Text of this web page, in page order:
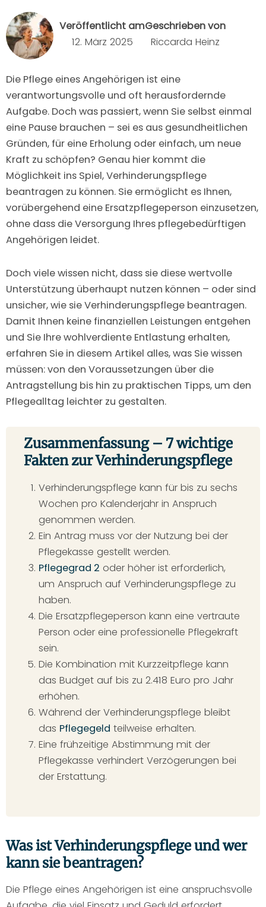
Veröffentlicht am
12. März 2025
Geschrieben von
Riccarda Heinz
Die Pflege eines Angehörigen ist eine
verantwortungsvolle und oft herausfordernde
Aufgabe. Doch was passiert, wenn Sie selbst einmal
eine Pause brauchen – sei es aus gesundheitlichen
Gründen, für eine Erholung oder einfach, um neue
Kraft zu schöpfen? Genau hier kommt die
Möglichkeit ins Spiel, Verhinderungspflege
beantragen zu können. Sie ermöglicht es Ihnen,
vorübergehend eine Ersatzpflegeperson einzusetzen,
ohne dass die Versorgung Ihres pflegebedürftigen
Angehörigen leidet.
Doch viele wissen nicht, dass sie diese wertvolle
Unterstützung überhaupt nutzen können – oder sind
unsicher, wie sie Verhinderungspflege beantragen.
Damit Ihnen keine finanziellen Leistungen entgehen
und Sie Ihre wohlverdiente Entlastung erhalten,
erfahren Sie in diesem Artikel alles, was Sie wissen
müssen: von den Voraussetzungen über die
Antragstellung bis hin zu praktischen Tipps, um den
Pflegealltag leichter zu gestalten.
Zusammenfassung – 7 wichtige
Fakten zur Verhinderungspflege
Verhinderungspflege kann für bis zu sechs
Wochen pro Kalenderjahr in Anspruch
genommen werden.
Ein Antrag muss vor der Nutzung bei der
Pflegekasse gestellt werden.
Pflegegrad 2 oder höher ist erforderlich,
um Anspruch auf Verhinderungspflege zu
haben.
Die Ersatzpflegeperson kann eine vertraute
Person oder eine professionelle Pflegekraft
sein.
Die Kombination mit Kurzzeitpflege kann
das Budget auf bis zu 2.418 Euro pro Jahr
erhöhen.
Während der Verhinderungspflege bleibt
das Pflegegeld teilweise erhalten.
Eine frühzeitige Abstimmung mit der
Pflegekasse verhindert Verzögerungen bei
der Erstattung.
Was ist Verhinderungspflege und wer
kann sie beantragen?
Die Pflege eines Angehörigen ist eine anspruchsvolle